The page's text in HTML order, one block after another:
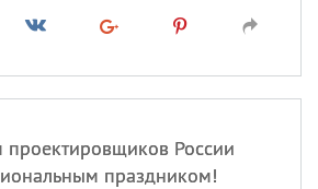
проектировщиков России
праздником!
Анна